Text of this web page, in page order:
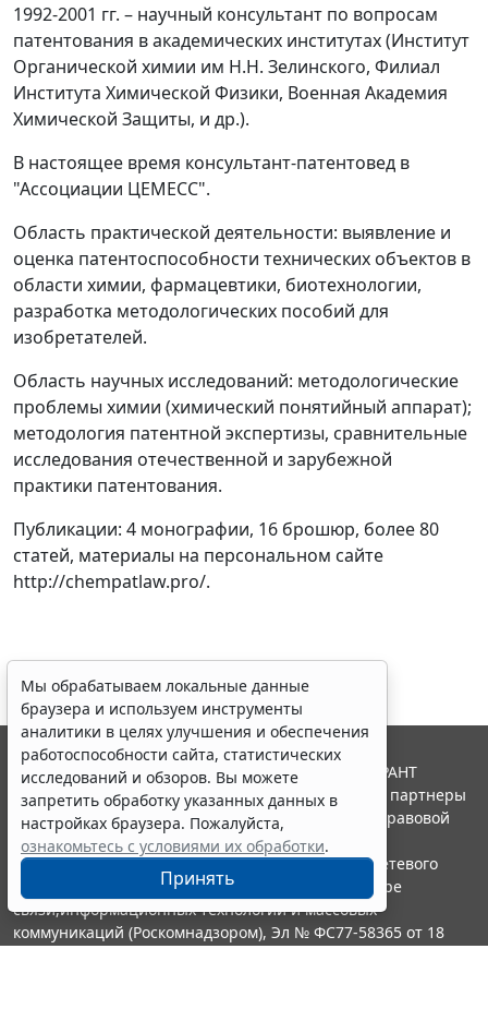
1992-2001 гг. – научный консультант по вопросам
патентования в академических институтах (Институт
Органической химии им Н.Н. Зелинского, Филиал
Института Химической Физики, Военная Академия
Химической Защиты, и др.).
В настоящее время консультант-патентовед в
"Ассоциации ЦЕМЕСС".
Область практической деятельности: выявление и
оценка патентоспособности технических объектов в
области химии, фармацевтики, биотехнологии,
разработка методологических пособий для
изобретателей.
Область научных исследований: методологические
проблемы химии (химический понятийный аппарат);
методология патентной экспертизы, сравнительные
исследования отечественной и зарубежной
практики патентования.
Публикации: 4 монографии, 16 брошюр, более 80
статей, материалы на персональном сайте
http://chempatlaw.pro/.
Мы обрабатываем локальные данные
браузера и используем инструменты
аналитики в целях улучшения и обеспечения
работоспособности сайта, статистических
исследований и обзоров. Вы можете
запретить обработку указанных данных в
настройках браузера. Пожалуйста,
ознакомьтесь с условиями их обработки.
Принять
© ООО "НПП "ГАРАНТ-СЕРВИС", 2026. Система ГАРАНТ
выпускается с 1990 года. Компания "Гарант" и ее партнеры
являются участниками Российской ассоциации правовой
информации ГАРАНТ.
Портал ГАРАНТ.РУ зарегистрирован в качестве сетевого
издания Федеральной службой по надзору в сфере
связи,информационных технологий и массовых
коммуникаций (Роскомнадзором), Эл № ФС77-58365 от 18